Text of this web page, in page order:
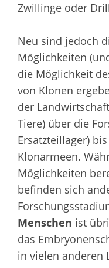
Zwillinge oder
Neu sind jedoch
Möglichkeiten
die Möglichkeit
von Klonen
der
Tiere) über die
Ersatzteillager)
Klonarmeen.
Möglichkeiten
befinden sich
Menschen ist
das
in vielen anderen